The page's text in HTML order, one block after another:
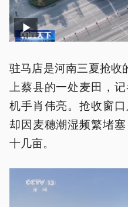
驻马店是河南三夏抢收
上蔡县的一处麦田，
机手肖伟亮。抢收窗
却因麦穗潮湿频繁堵
十几亩。